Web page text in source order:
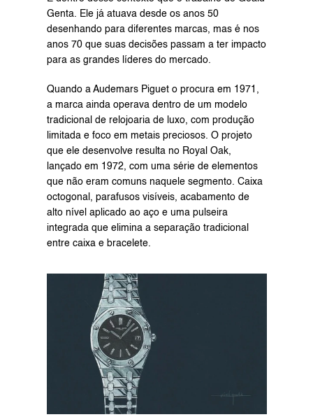
Genta. Ele já atuava desde os anos 50
desenhando para diferentes marcas, mas é nos
anos 70 que suas decisões passam a ter impacto
para as grandes líderes do mercado.
Quando a Audemars Piguet o procura em 1971,
a marca ainda operava dentro de um modelo
tradicional de relojoaria de luxo, com produção
limitada e foco em metais preciosos. O projeto
que ele desenvolve resulta no Royal Oak,
lançado em 1972, com uma série de elementos
que não eram comuns naquele segmento. Caixa
octogonal, parafusos visíveis, acabamento de
alto nível aplicado ao aço e uma pulseira
integrada que elimina a separação tradicional
entre caixa e bracelete.